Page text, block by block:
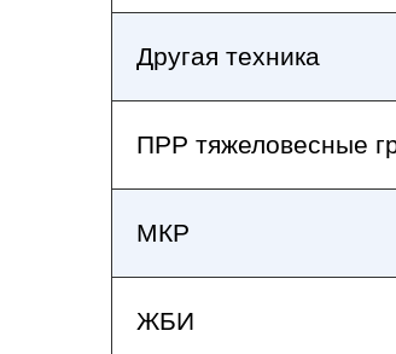
Другая техника
ПРР тяжеловесные
МКР
ЖБИ